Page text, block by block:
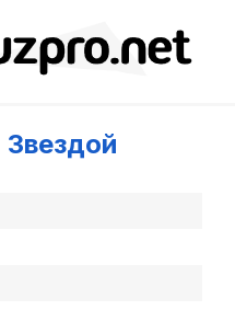
Звездой